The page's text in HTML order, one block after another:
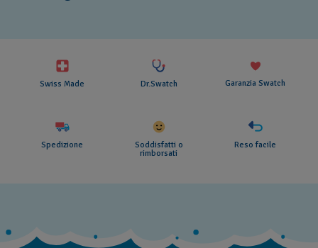
Swiss Made Dr.Swatch Garanzia Swatch
Spedizione
Soddisfatti o
rimborsati
Reso facile